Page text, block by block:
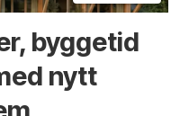
byggetid
nytt